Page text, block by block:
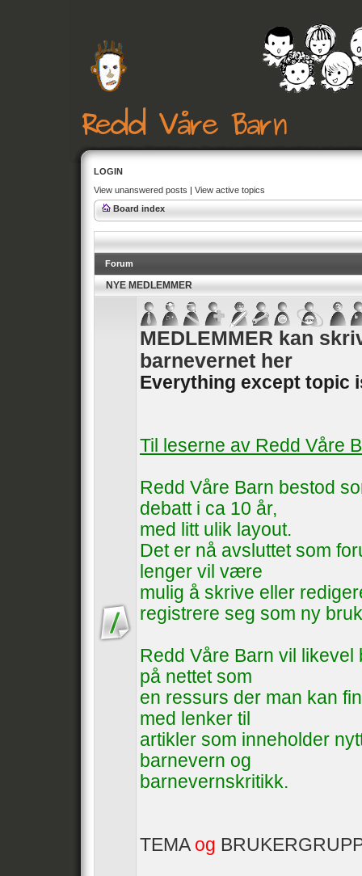
LOGIN
View unanswered posts | View active topics
Board index
Forum
NYE MEDLEMMER
MEDLEMMER kan
barnevernet her
Everything except topic
Til leserne av Redd Våre
Redd Våre Barn bestod
debatt i ca 10 år,
med litt ulik layout.
Det er nå avsluttet som
lenger vil være
mulig å skrive eller
registrere seg som ny
Redd Våre Barn vil
på nettet som
en ressurs der man kan
med lenker til
artikler som inneholder
barnevern og
barnevernskritikk.
TEMAog